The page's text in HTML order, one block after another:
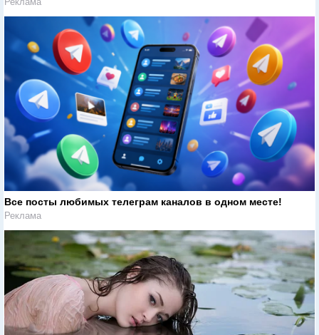
Все посты любимых телеграм каналов в одном месте!
Реклама